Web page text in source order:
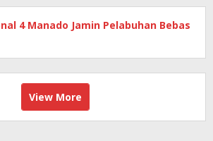
4 Manado Jamin Pelabuhan Bebas
View More